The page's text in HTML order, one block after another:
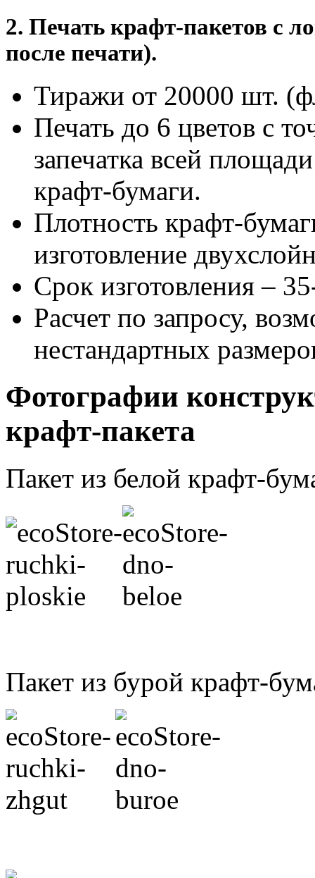
2. Печать крафт-пакетов с
после печати).
Тиражи от 20000 шт.
Печать до 6 цветов с
запечатка всей
крафт-бумаги.
Плотность крафт-
изготовление
Срок изготовления –
Расчет по запросу,
нестандартных
Фотографии
крафт-пакета
Пакет из белой крафт-
Пакет из бурой крафт-